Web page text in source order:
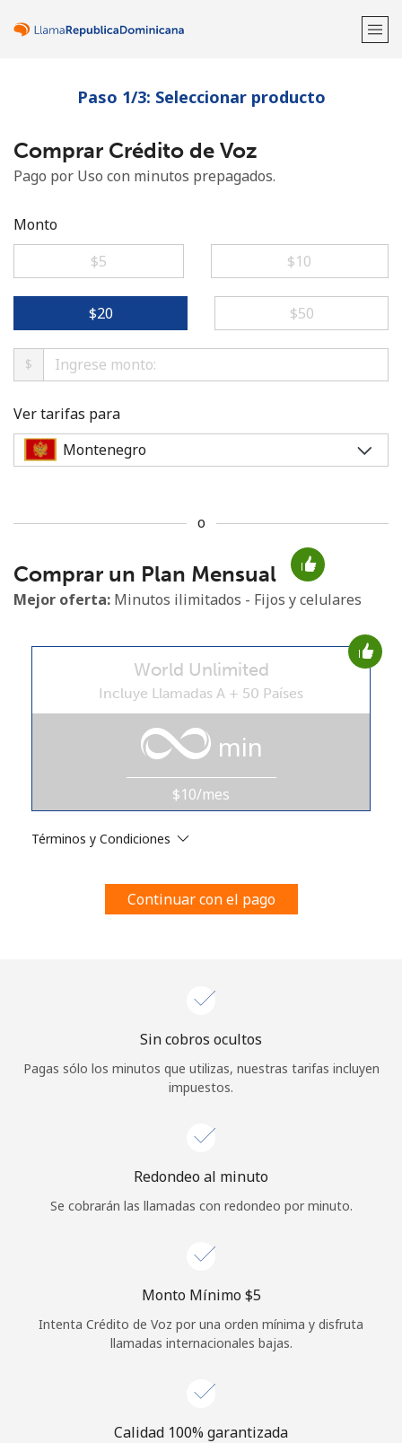
¡Bienvenido!
¿Ya tienes una cuenta?Inicia sesión →
No se ha creado una contraseña
Mínimo 8 caracteres
Una letra mayúscula y una minúscula
Un número
estosTérminos y condiciones.
Únete
¡Hola!
Inicia sesión oREGÍSTRATE →
¿Olvidaste tu contraseña? →
Continuar con
Paso 1/3: Seleccionar producto
Comprar Crédito de Voz
Pago por Uso con minutos prepagados.
Monto
⁦$5⁩
⁦$10⁩
⁦$20⁩ ⁦$50⁩
$
Ver tarifas para
o
Comprar un Plan Mensual
Mejor oferta: Minutos ilimitados - Fijos y celulares
World Unlimited
Incluye Llamadas A + 50 Países
min
$10/mes
Términos y Condiciones
Continuar con el pago
Sin cobros ocultos
Pagas sólo los minutos que utilizas, nuestras tarifas incluyen
impuestos.
Redondeo al minuto
Se cobrarán las llamadas con redondeo por minuto.
Monto Mínimo ⁦$5⁩
Intenta Crédito de Voz por una orden mínima y disfruta
llamadas internacionales bajas.
Calidad 100% garantizada